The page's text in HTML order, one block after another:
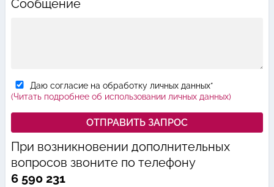
Сообщение
Даю согласие на обработку личных данных*
(Читать подробнее об использовании личных данных)
При возникновении дополнительных
вопросов звоните по телефону
6 590 231